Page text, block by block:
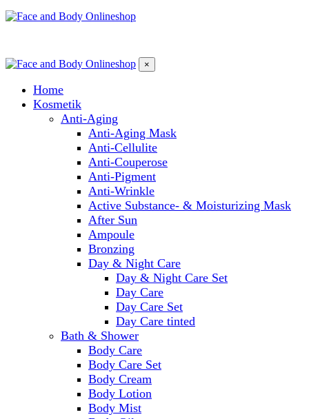
×
Home
Kosmetik
Anti-Aging
Anti-Aging Mask
Anti-Cellulite
Anti-Couperose
Anti-Pigment
Anti-Wrinkle
Active Substance- & Moisturizing Mask
After Sun
Ampoule
Bronzing
Day & Night Care
Day & Night Care Set
Day Care
Day Care Set
Day Care tinted
Bath & Shower
Body Care
Body Care Set
Body Cream
Body Lotion
Body Mist